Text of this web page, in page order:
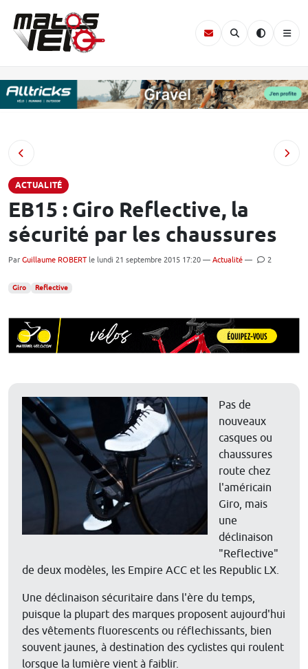
ACTUALITÉ
EB15 : Giro Reflective, la
sécurité par les chaussures
Par Guillaume ROBERT le lundi 21 septembre 2015 17:20 — Actualité — 2
Giro Reflective
Pas de
nouveaux
casques ou
chaussures
route chez
l'américain
Giro, mais
une
déclinaison
"Reflective"
de deux modèles, les Empire ACC et les Republic LX.
Une déclinaison sécuritaire dans l'ère du temps,
puisque la plupart des marques proposent aujourd'hui
des vêtements fluorescents ou réflechissants, bien
souvent jaunes, à destination des cyclistes qui roulent
lorsque la lumière vient à faiblir.